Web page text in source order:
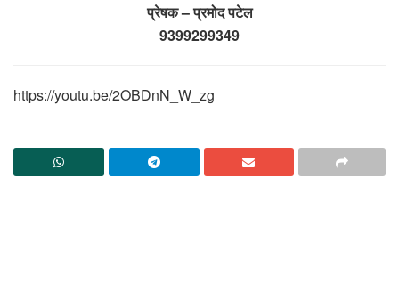
प्रेषक – प्रमोद पटेल
9399299349
https://youtu.be/2OBDnN_W_zg